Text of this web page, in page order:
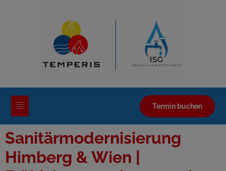
Termin buchen
Sanitärmodernisierung
Himberg & Wien |